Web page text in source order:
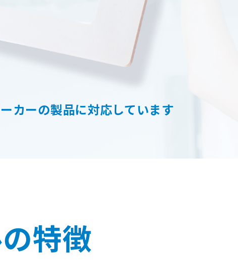
カーの製品に対応しています
の特徴